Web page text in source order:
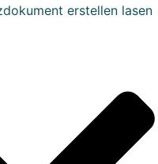
erstellen lasen